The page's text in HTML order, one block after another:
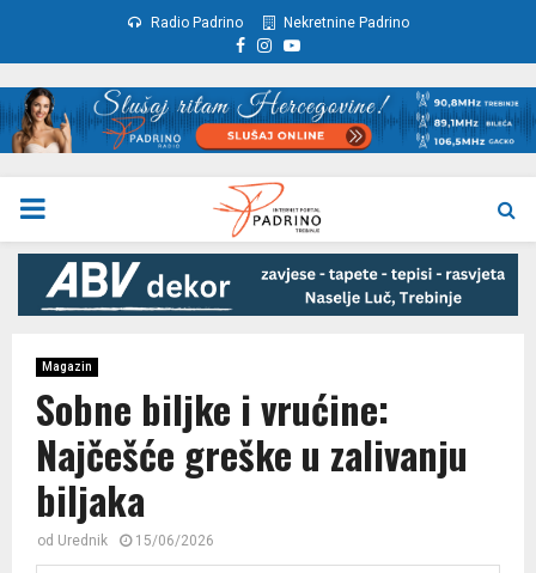
Radio Padrino Nekretnine Padrino
Facebook
Instagram
Youtube
PRIMARY
MENU
Magazin
Sobne biljke i vrućine:
Najčešće greške u zalivanju
biljaka
od Urednik 15/06/2026